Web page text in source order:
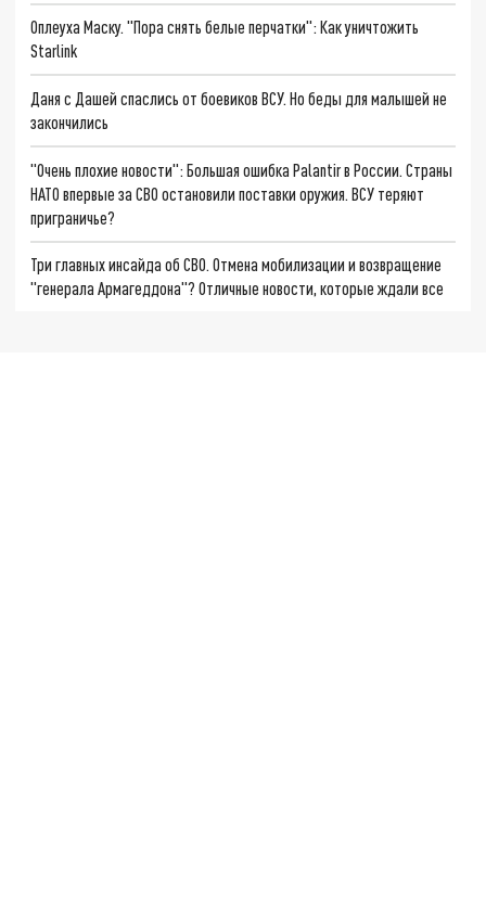
Оплеуха Маску. "Пора снять белые перчатки": Как уничтожить
Starlink
Даня с Дашей спаслись от боевиков ВСУ. Но беды для малышей не
закончились
"Очень плохие новости": Большая ошибка Palantir в России. Страны
НАТО впервые за СВО остановили поставки оружия. ВСУ теряют
приграничье?
Три главных инсайда об СВО. Отмена мобилизации и возвращение
"генерала Армагеддона"? Отличные новости, которые ждали все